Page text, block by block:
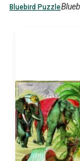
Bluebird Puzzle